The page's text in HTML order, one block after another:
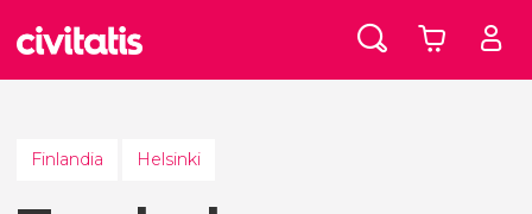
Finlandia Helsinki